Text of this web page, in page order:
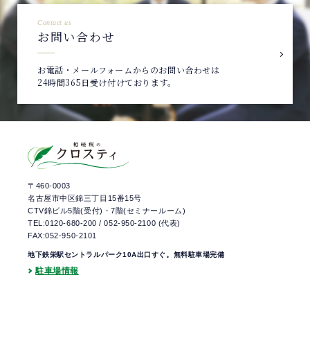
Contact us
お問い合わせ
お電話・メールフォームからのお問い合わせは
24時間365日受け付けております。
〒460-0003
名古屋市中区錦三丁目15番15号
CTV錦ビル5階(受付)・7階(セミナールーム)
TEL:0120-680-200 /052-950-2100 (代表)
FAX:052-950-2101
地下鉄栄駅セントラルパーク10A出口すぐ。無料駐車場完備
駐車場情報